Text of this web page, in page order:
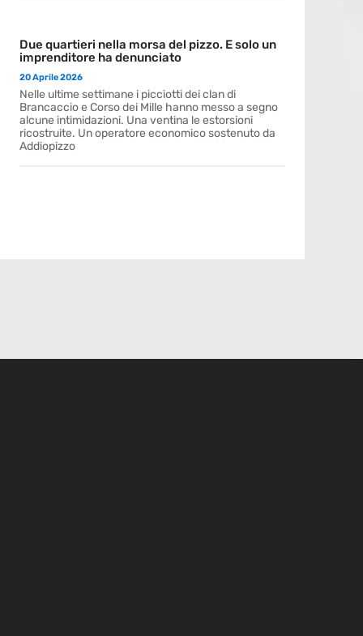
Due quartieri nella morsa del pizzo. E solo un
imprenditore ha denunciato
20 Aprile 2026
Nelle ultime settimane i picciotti dei clan di
Brancaccio e Corso dei Mille hanno messo a segno
alcune intimidazioni. Una ventina le estorsioni
ricostruite. Un operatore economico sostenuto da
Addiopizzo